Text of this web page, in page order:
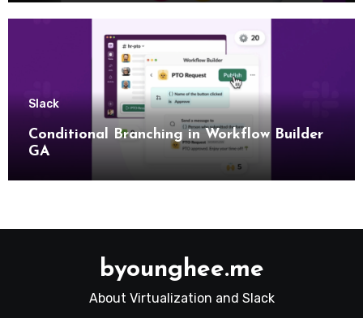
Slack
Conditional Branching in Workflow Builder
GA
byounghee.me
About Virtualization and Slack